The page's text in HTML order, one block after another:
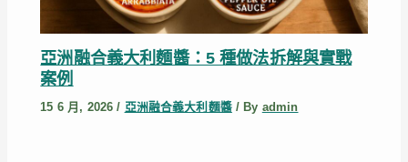
亞洲融合義大利麵醬：5 種做法拆解與實戰
案例
15 6 月, 2026/ 亞洲融合義大利麵醬/ By admin